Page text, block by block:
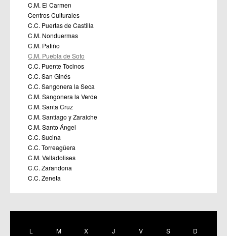
C.M. El Carmen
Centros Culturales
C.C. Puertas de Castilla
C.M. Nonduermas
C.M. Patiño
C.M. Puebla de Soto
C.C. Puente Tocinos
C.C. San Ginés
C.C. Sangonera la Seca
C.M. Sangonera la Verde
C.M. Santa Cruz
C.M. Santiago y Zaraiche
C.M. Santo Ángel
C.C. Sucina
C.C. Torreagüera
C.M. Valladolises
C.C. Zarandona
C.C. Zeneta
L M X J V S
D